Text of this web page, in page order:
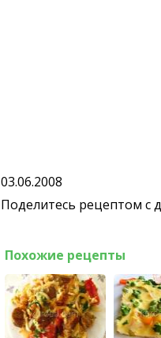
03.06.2008
Поделитесь рецептом с
Похожие рецепты